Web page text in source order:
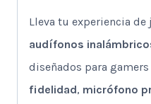
Lleva tu experiencia
audífonos
diseñados para
fidelidad, micrófono